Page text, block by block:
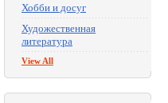
Хобби и досуг
Художественная
литература
View All